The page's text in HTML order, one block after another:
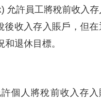
允許員工將稅前收入存
後收入存入賬戶，但在
退休目標。
個人將稅前收入存入